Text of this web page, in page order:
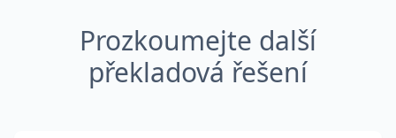
Prozkoumejte další
překladová řešení